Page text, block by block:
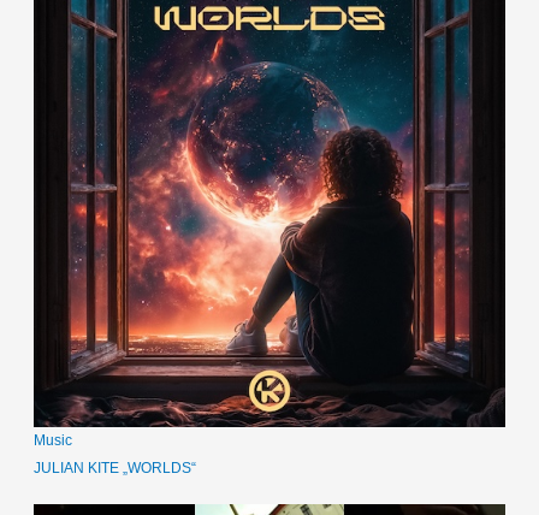
Music
JULIAN KITE „WORLDS“